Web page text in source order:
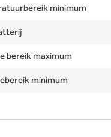
minimum
bereik maximum
minimum